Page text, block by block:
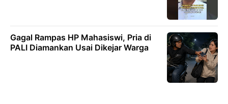
Gagal Rampas HP Mahasiswi, Pria di
PALI Diamankan Usai Dikejar Warga